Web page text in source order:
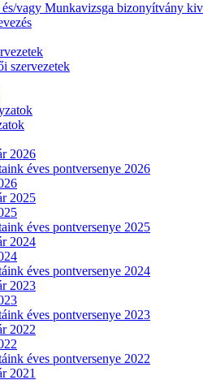
vagy Munkavizsga bizonyítvány
szervezetek
2026
éves pontversenye 2026
2025
éves pontversenye 2025
2024
éves pontversenye 2024
2023
éves pontversenye 2023
2022
éves pontversenye 2022
2021